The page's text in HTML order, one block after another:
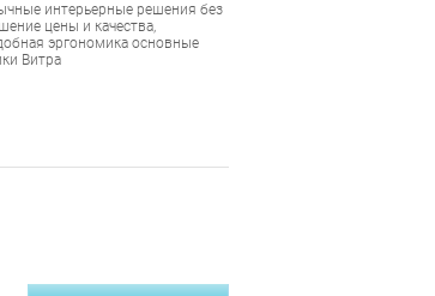
интерьерные решения без
цены и качества,
эргономика основные
Витра